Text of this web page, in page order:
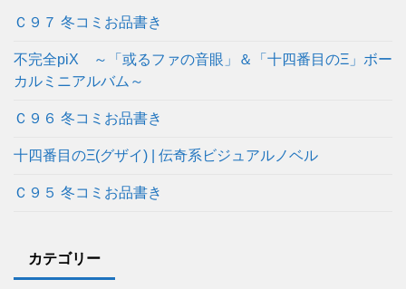
Ｃ９７ 冬コミお品書き
不完全piX ～「或るファの音眼」＆「十四番目のΞ」ボー
カルミニアルバム～
Ｃ９６ 冬コミお品書き
十四番目のΞ(グザイ) | 伝奇系ビジュアルノベル
Ｃ９５ 冬コミお品書き
カテゴリー